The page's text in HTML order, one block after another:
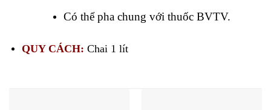
Có thể pha chung với thuốc BVTV.
QUY CÁCH: Chai 1 lít